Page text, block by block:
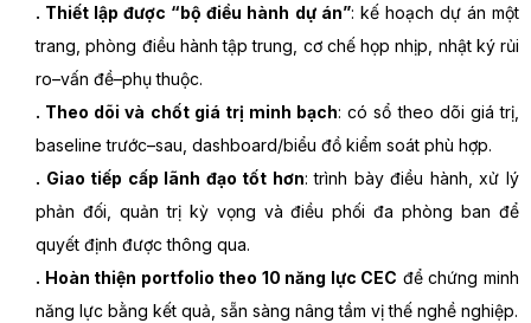
. Thiết lập được “bộ điều hành dự án”: kế hoạch dự án một
trang, phòng điều hành tập trung, cơ chế họp nhịp, nhật ký rủi
ro–vấn đề–phụ thuộc.
. Theo dõi và chốt giá trị minh bạch: có sổ theo dõi giá trị,
baseline trước–sau, dashboard/biểu đồ kiểm soát phù hợp.
. Giao tiếp cấp lãnh đạo tốt hơn: trình bày điều hành, xử lý
phản đối, quản trị kỳ vọng và điều phối đa phòng ban để
quyết định được thông qua.
. Hoàn thiện portfolio theo 10 năng lực CEC để chứng minh
năng lực bằng kết quả, sẵn sàng nâng tầm vị thế nghề nghiệp.